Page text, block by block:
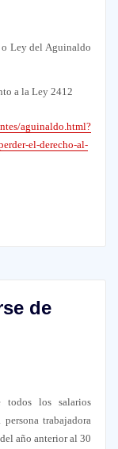
Ley del Aguinaldo
a la Ley 2412
aguinaldo.html?
el-derecho-al-
de
los salarios
trabajadora
año anterior al 30